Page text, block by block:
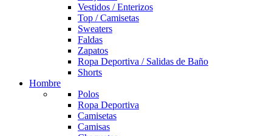
Vestidos / Enterizos
Top / Camisetas
Sweaters
Faldas
Zapatos
Ropa Deportiva / Salidas de Baño
Shorts
Hombre
Polos
Ropa Deportiva
Camisetas
Camisas